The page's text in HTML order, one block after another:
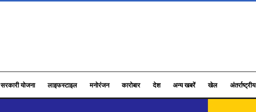
सरकारी योजना लाइफस्टाइल मनोरंजन कारोबार देश अन्य खबरें खेल अंतर्राष्ट्रीय